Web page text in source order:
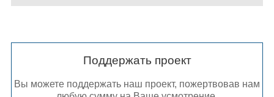
Поддержать проект
Вы можете поддержать наш проект, пожертвовав нам